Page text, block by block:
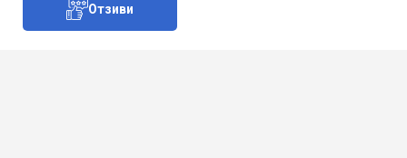
Отзиви